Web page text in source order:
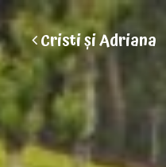
Cristi și Adriana